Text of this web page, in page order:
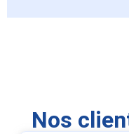
Nos